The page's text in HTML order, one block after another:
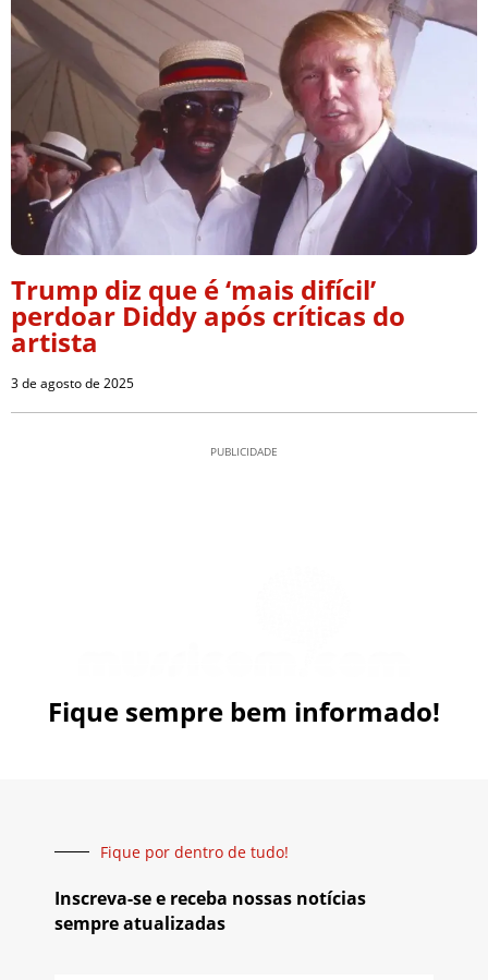
Trump diz que é ‘mais difícil’
perdoar Diddy após críticas do
artista
3 de agosto de 2025
PUBLICIDADE
Fique sempre bem informado!
Fique por dentro de tudo!
Inscreva-se e receba nossas notícias
sempre atualizadas